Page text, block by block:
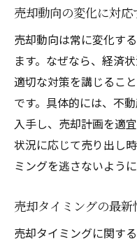
売却動向の変化に対応
売却動向は常に変化す
ます。なぜなら、経済
適切な対策を講じるこ
です。具体的には、不
入手し、売却計画を適
状況に応じて売り出し
ミングを逃さないように
売却タイミングの最
売却タイミングに関す